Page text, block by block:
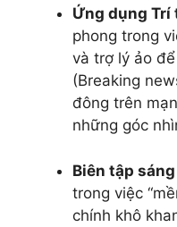
Ứng dụng Trí
phong trong
và trợ lý ảo
(Breaking
đông trên
những góc
Biên tập
trong việc
chính khô